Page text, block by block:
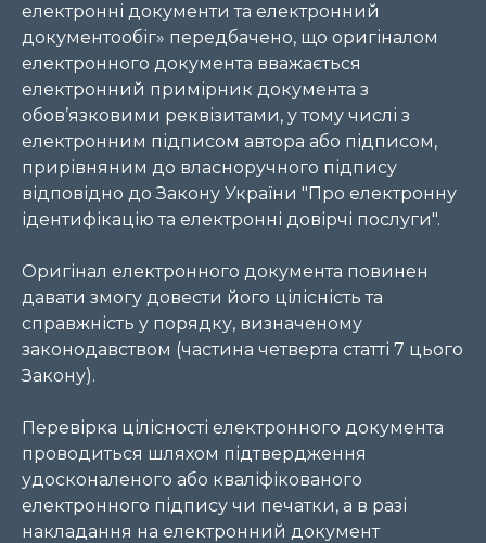
електронні документи та електронний
документообіг» передбачено, що оригіналом
електронного документа вважається
електронний примірник документа з
обов’язковими реквізитами, у тому числі з
електронним підписом автора або підписом,
прирівняним до власноручного підпису
відповідно до Закону України "Про електронну
ідентифікацію та електронні довірчі послуги".
Оригінал електронного документа повинен
давати змогу довести його цілісність та
справжність у порядку, визначеному
законодавством (частина четверта статті 7 цього
Закону).
Перевірка цілісності електронного документа
проводиться шляхом підтвердження
удосконаленого або кваліфікованого
електронного підпису чи печатки, а в разі
накладання на електронний документ